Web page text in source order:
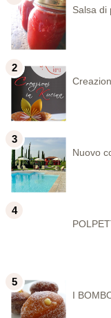
Salsa di
Nuovo
I